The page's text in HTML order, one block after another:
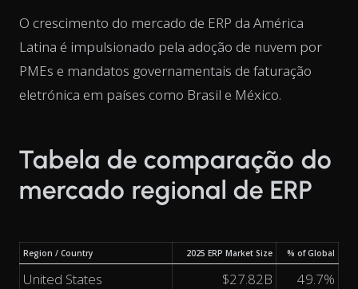
O crescimento do mercado de ERP da América
Latina é impulsionado pela adoção de nuvem por
PMEs e mandatos governamentais de faturação
eletrónica em países como Brasil e México.
Tabela de comparação do
mercado regional de ERP
Region / Country 2025 ERP Market Size % of Global
United States $27.82B
49.7%